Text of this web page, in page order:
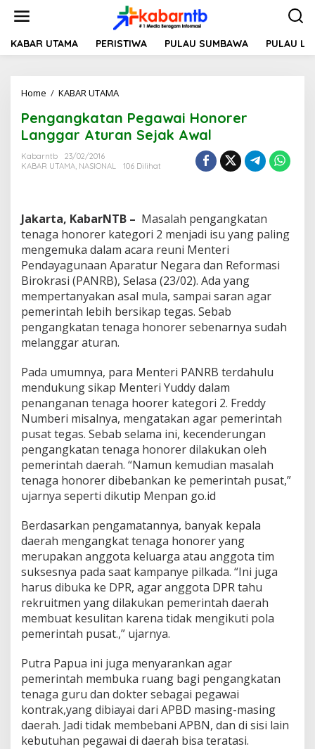
t
KABAR UTAMA PERISTIWA PULAU SUMBAWA PULAU
Home / KABAR UTAMA
n
g
a
g
a
n
P
e
g
a
w
a
H
o
r
r
L
a
n
g
g
a
r
t
u
r
a
n
S
e
a
k
w
a
Pengangkatan Pegawai Honorer
Langgar Aturan Sejak Awal
Kabarntb
23/02/2016
KABAR UTAMA, NASIONAL 106 Dilihat
Jakarta, KabarNTB – Masalah pengangkatan
tenaga honorer kategori 2 menjadi isu yang paling
mengemuka dalam acara reuni Menteri
Pendayagunaan Aparatur Negara dan Reformasi
Birokrasi (PANRB), Selasa (23/02). Ada yang
mempertanyakan asal mula, sampai saran agar
pemerintah lebih bersikap tegas. Sebab
pengangkatan tenaga honorer sebenarnya sudah
melanggar aturan.
Pada umumnya, para Menteri PANRB terdahulu
mendukung sikap Menteri Yuddy dalam
penanganan tenaga hoorer kategori 2. Freddy
Numberi misalnya, mengatakan agar pemerintah
pusat tegas. Sebab selama ini, kecenderungan
pengangkatan tenaga honorer dilakukan oleh
pemerintah daerah. “Namun kemudian masalah
tenaga honorer dibebankan ke pemerintah pusat,”
ujarnya seperti dikutip Menpan go.id
Berdasarkan pengamatannya, banyak kepala
daerah mengangkat tenaga honorer yang
merupakan anggota keluarga atau anggota tim
suksesnya pada saat kampanye pilkada. “Ini juga
harus dibuka ke DPR, agar anggota DPR tahu
rekruitmen yang dilakukan pemerintah daerah
membuat kesulitan karena tidak mengikuti pola
pemerintah pusat.,” ujarnya.
Putra Papua ini juga menyarankan agar
pemerintah membuka ruang bagi pengangkatan
tenaga guru dan dokter sebagai pegawai
kontrak,yang dibiayai dari APBD masing-masing
daerah. Jadi tidak membebani APBN, dan di sisi lain
kebutuhan pegawai di daerah bisa teratasi.